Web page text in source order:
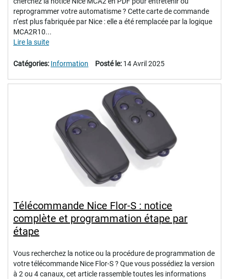
reprogrammer votre automatisme ? Cette carte de commande
n’est plus fabriquée par Nice : elle a été remplacée par la logique
MCA2R10...
Lire la suite
Catégories: Information Posté le: 14 Avril 2025
Télécommande Nice Flor-S : notice
complète et programmation étape par
étape
Vous recherchez la notice ou la procédure de programmation de
votre télécommande Nice Flor-S ? Que vous possédiez la version
à 2 ou 4 canaux, cet article rassemble toutes les informations